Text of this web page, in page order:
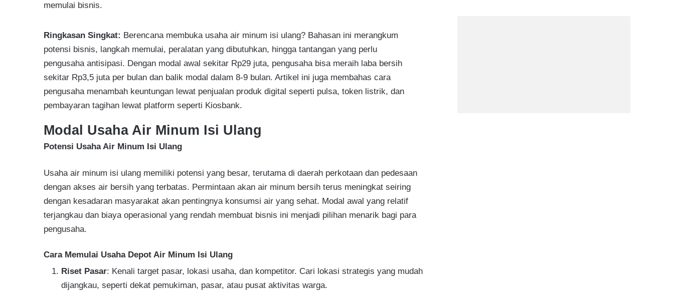
memulai bisnis.
Ringkasan Singkat: Berencana membuka usaha air minum isi ulang? Bahasan ini merangkum
potensi bisnis, langkah memulai, peralatan yang dibutuhkan, hingga tantangan yang perlu
pengusaha antisipasi. Dengan modal awal sekitar Rp29 juta, pengusaha bisa meraih laba bersih
sekitar Rp3,5 juta per bulan dan balik modal dalam 8-9 bulan. Artikel ini juga membahas cara
pengusaha menambah keuntungan lewat penjualan produk digital seperti pulsa, token listrik, dan
pembayaran tagihan lewat platform seperti Kiosbank.
Modal Usaha Air Minum Isi Ulang
Potensi Usaha Air Minum Isi Ulang
Usaha air minum isi ulang memiliki potensi yang besar, terutama di daerah perkotaan dan pedesaan
dengan akses air bersih yang terbatas. Permintaan akan air minum bersih terus meningkat seiring
dengan kesadaran masyarakat akan pentingnya konsumsi air yang sehat. Modal awal yang relatif
terjangkau dan biaya operasional yang rendah membuat bisnis ini menjadi pilihan menarik bagi para
pengusaha.
Cara Memulai Usaha Depot Air Minum Isi Ulang
Riset Pasar: Kenali target pasar, lokasi usaha, dan kompetitor. Cari lokasi strategis yang mudah
dijangkau, seperti dekat pemukiman, pasar, atau pusat aktivitas warga.